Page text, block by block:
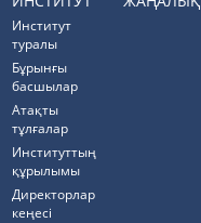
Институт
туралы
Бұрынғы
басшылар
Атақты
тұлғалар
Институттың
құрылымы
Директорлар
кеңесі